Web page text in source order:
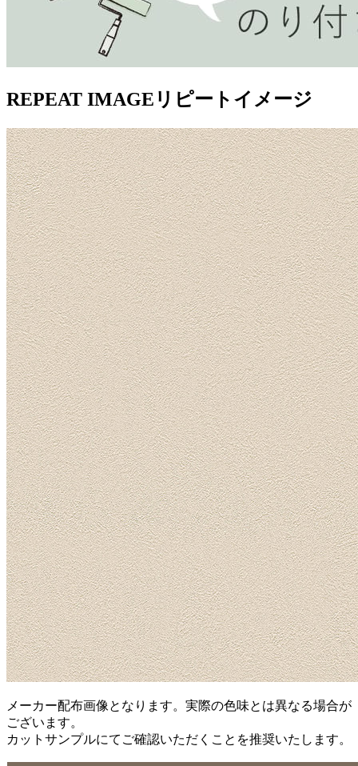
REPEAT IMAGE リピートイメージ
メーカー配布画像となります。実際の色味とは異なる場合が
ございます。
カットサンプルにてご確認いただくことを推奨いたします。